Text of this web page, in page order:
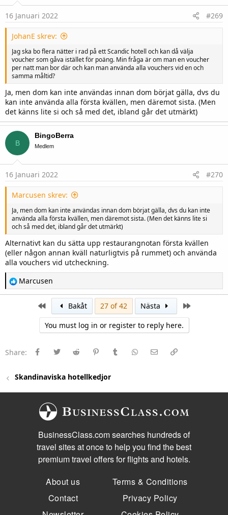
16 Januari 2022 #269
JohanE skrev:
Jag ska bo flera nätter i rad på ett Scandic hotell och kan då välja
voucher som gåva istället för poäng. Min fråga är om man en voucher
per natt man bor där och kan man använda alla vouchers vid en och
samma måltid?
Ja, men dom kan inte användas innan dom börjat gälla, dvs du
kan inte använda alla första kvällen, men däremot sista. (Men
det känns lite si och så med det, ibland går det utmärkt)
B
BingoBerra
Medlem
16 Januari 2022 #270
Marcusen skrev:
Ja, men dom kan inte användas innan dom börjat gälla, dvs du kan inte
använda alla första kvällen, men däremot sista. (Men det känns lite si
och så med det, ibland går det utmärkt)
Alternativt kan du sätta upp restaurangnotan första kvällen
(eller någon annan kväll naturligtvis på rummet) och använda
alla vouchers vid utcheckning.
R
a
Marcusen
First Bakåt 27 of 42 Nästa Last
You must log in or register to reply here.
Share: FacebookTwitter Reddit PinterestTumblr WhatsApp
E-post
Skandinaviska hotellkedjor
BusinessClass.com searches hundreds of
travel sites at once to help you find the best
premium travel offers for flights and hotels.
About us
Contact
Terms & Conditions
Privacy Policy